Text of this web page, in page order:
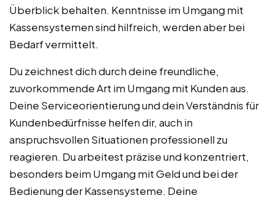
Überblick behalten. Kenntnisse im Umgang mit
Kassensystemen sind hilfreich, werden aber bei
Bedarf vermittelt.
Du zeichnest dich durch deine freundliche,
zuvorkommende Art im Umgang mit Kunden aus.
Deine Serviceorientierung und dein Verständnis für
Kundenbedürfnisse helfen dir, auch in
anspruchsvollen Situationen professionell zu
reagieren. Du arbeitest präzise und konzentriert,
besonders beim Umgang mit Geld und bei der
Bedienung der Kassensysteme. Deine